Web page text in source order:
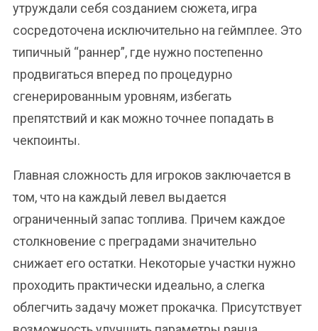
утруждали себя созданием сюжета, игра
сосредоточена исключительно на геймплее. Это
типичный “раннер”, где нужно постепенно
продвигаться вперед по процедурно
сгенерированным уровням, избегать
препятствий и как можно точнее попадать в
чекпоинты.
Главная сложность для игроков заключается в
том, что на каждый левел выдается
ограниченный запас топлива. Причем каждое
столкновение с преградами значительно
снижает его остатки. Некоторые участки нужно
проходить практически идеально, а слегка
облегчить задачу может прокачка. Присутствует